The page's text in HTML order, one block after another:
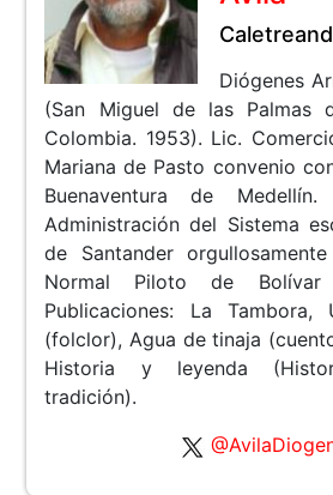
Diógenes
(San Miguel de las Palmas
Colombia. 1953). Lic.
Mariana de Pasto convenio
Buenaventura de
Administración del Sistema
de Santander
Normal Piloto de Bolívar
Publicaciones: La Tambora,
(folclor), Agua de tinaja
Historia y leyenda
tradición).